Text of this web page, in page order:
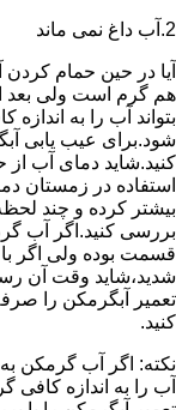
2.آب داغ نمی ماند
آیا در حین حمام
هم گرم است ولی بعد
بتواند آب را به
شود.برای عیب یابی
کنید.شاید دمای آب از
استفاده در زمستان
بیشتر کرده و چند
بررسی کنید.اگر آب
قسمت بوده ولی اگر
شدید،شاید وقت آن
تعمیر آبگرمکن را
کنید.
نکته: اگر آب گرمکن
آب را به اندازه